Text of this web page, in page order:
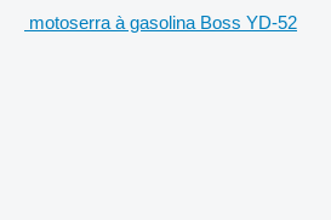
motoserra à gasolina Boss YD-52